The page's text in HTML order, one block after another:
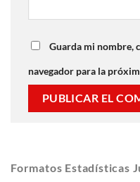
Guarda mi nombre,
navegador para la
Formatos Estadísticas